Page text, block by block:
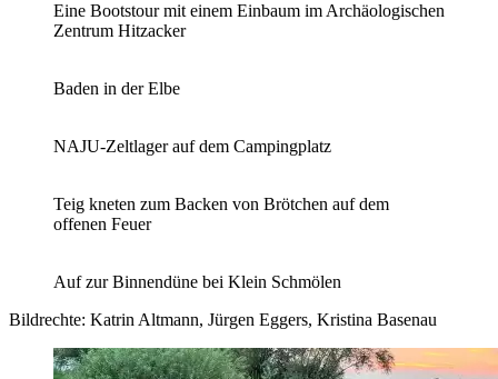
Eine Bootstour mit einem Einbaum im Archäologischen
Zentrum Hitzacker
Baden in der Elbe
NAJU-Zeltlager auf dem Campingplatz
Teig kneten zum Backen von Brötchen auf dem
offenen Feuer
Auf zur Binnendüne bei Klein Schmölen
Bildrechte: Katrin Altmann, Jürgen Eggers, Kristina Basenau